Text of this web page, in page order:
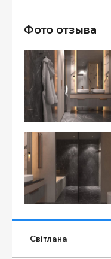
Фото отзыва
Світлана